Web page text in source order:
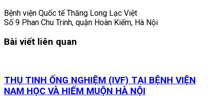
Bệnh viện Quốc tế Thăng Long Lạc Việt
Số 9 Phan Chu Trinh, quận Hoàn Kiếm, Hà Nội
Bài viết liên quan
THỤ TINH ỐNG NGHIỆM (IVF) TẠI BỆNH VIỆN
NAM HỌC VÀ HIẾM MUỘN HÀ NỘI